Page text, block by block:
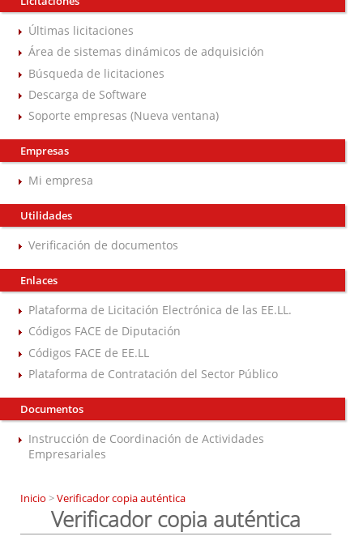
Últimas licitaciones
Área de sistemas dinámicos de adquisición
Búsqueda de licitaciones
Descarga de Software
Soporte empresas (Nueva ventana)
Empresas
Mi empresa
Utilidades
Verificación de documentos
Enlaces
Plataforma de Licitación Electrónica de las EE.LL.
Códigos FACE de Diputación
Códigos FACE de EE.LL
Plataforma de Contratación del Sector Público
Documentos
Instrucción de Coordinación de Actividades
Empresariales
Inicio >Verificador copia auténtica
Verificador copia auténtica